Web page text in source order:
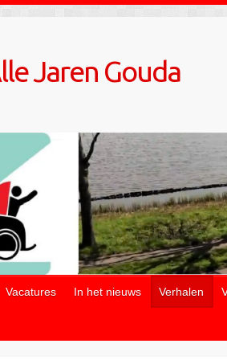
Jaren Gouda
Vacatures In het nieuws Verhalen